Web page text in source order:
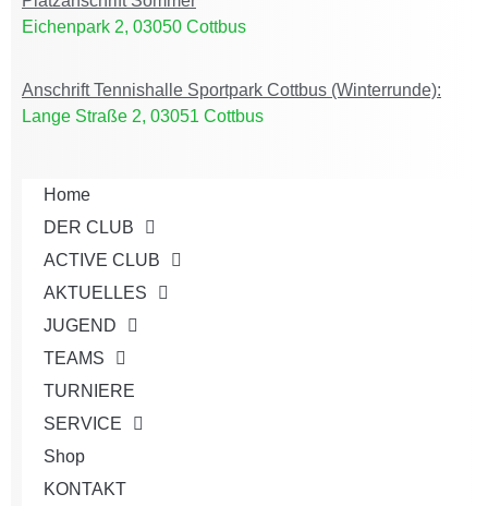
Eichenpark 2, 03050 Cottbus
Anschrift Tennishalle Sportpark Cottbus (Winterrunde):
Lange Straße 2, 03051 Cottbus
Home
DER CLUB
ACTIVE CLUB
AKTUELLES
JUGEND
TEAMS
TURNIERE
SERVICE
Shop
KONTAKT